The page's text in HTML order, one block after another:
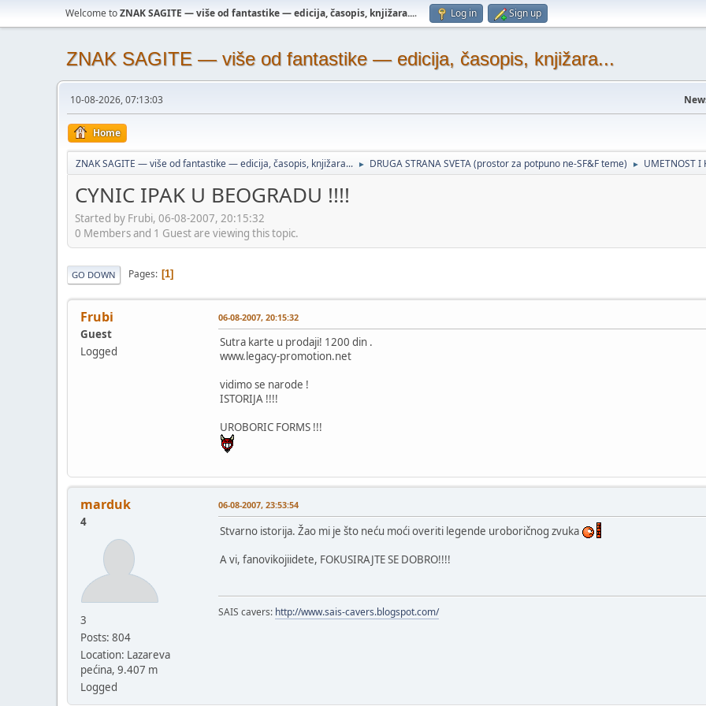
Welcome toZNAK SAGITE — više od fantastike — edicija, časopis, knjižara.... Log in Sign up
ZNAK SAGITE — više od fantastike — edicija, časopis, knjižara...
10-08-2026, 07:13:03
Home
ZNAK SAGITE — više od fantastike — edicija, časopis, knjižara... ► DRUGA STRANA SVETA (prostor za potpuno ne-SF&F teme) ► UMETNOST I
CYNIC IPAK U BEOGRADU !!!!
Started by Frubi, 06-08-2007, 20:15:32
0 Members and 1 Guest are viewing this topic.
GO DOWN Pages 1
Frubi
Guest
Logged
06-08-2007, 20:15:32
Sutra karte u prodaji! 1200 din .
www.legacy-promotion.net
vidimo se narode !
ISTORIJA !!!!
UROBORIC FORMS !!!
marduk
4
3
Posts: 804
Location: Lazareva
pećina, 9.407 m
Logged
06-08-2007, 23:53:54
Stvarno istorija. Žao mi je što neću moći overiti legende uroboričnog zvuka
A vi, fanovikojiidete, FOKUSIRAJTE SE DOBRO!!!!
SAIS cavers: http://www.sais-cavers.blogspot.com/